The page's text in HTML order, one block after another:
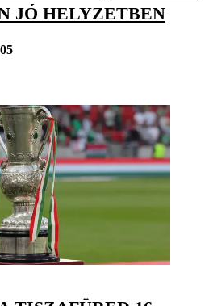
JÓ HELYZETBEN